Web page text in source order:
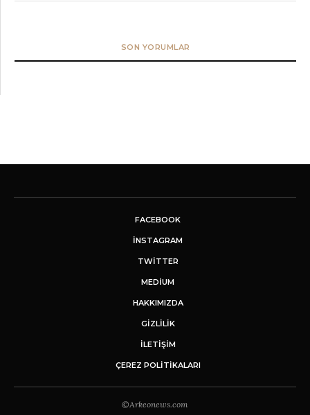
SON YORUMLAR
FACEBOOK
INSTAGRAM
TWITTER
MEDIUM
HAKKIMIZDA
GİZLİLİK
İLETIŞIM
ÇEREZ POLITIKALARI
©Arkeonews.com